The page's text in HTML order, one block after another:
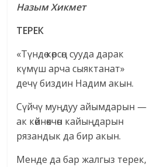
Назым Хикмет
ТЕРЕК
«Түндө көрсөң сууда дарак
күмүш арча сыяктанат»
дечү биздин Надим акын.
Сүйчү муңдуу айымдарын —
ак көйнөкчөн кайыңдарын
рязандык да бир акын.
Менде да бар жалгыз терек,